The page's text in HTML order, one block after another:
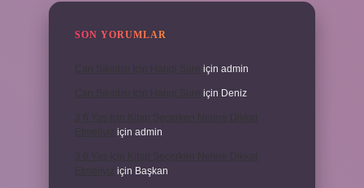
SON YORUMLAR
için admin
için Deniz
için admin
için Başkan